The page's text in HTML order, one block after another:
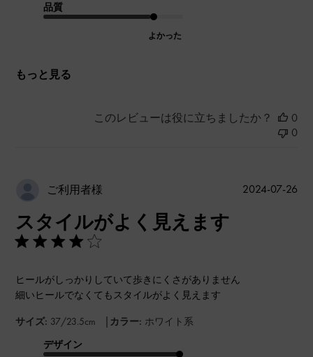
品質
よかった
もっと見る
このレビューは役に立ちましたか？
0
0
ご利用者様
スタイルがよく見えます
ヒールがしっかりしていて歩きにくさがありません
細いヒールでなくてもスタイルがよく見えます
サイズ: 37/23.5cm | カラー: ホワイト系
デザイン
公
2024-07-26